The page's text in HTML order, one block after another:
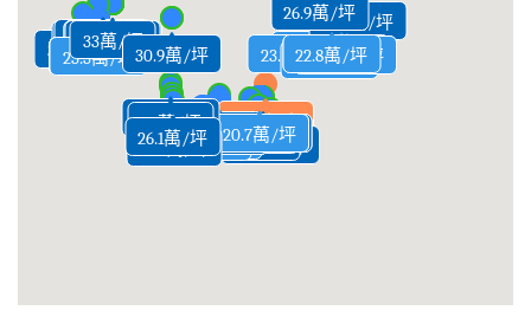
大隱極上
20.5萬/坪
26萬/坪
23.6萬/坪21萬/坪
20.8萬/坪25.2萬/坪
22.9萬/坪
23.8萬/坪
23.6萬/坪23.6萬/坪
23.6萬/坪
21.8萬/坪
27.4萬/坪
23.8萬/坪
23.6萬/坪
21.8萬/坪
21.2萬/坪
22.7萬/坪
22.6萬/坪
21.9萬/坪
22.3萬/坪
21.8萬/坪
20.5萬/坪
20.4萬/坪
21.4萬/坪
20.9萬/坪
21.1萬/坪
21.2萬/坪
21.2萬/坪
20.6萬/坪
21.2萬/坪
21.4萬/坪
20.8萬/坪
28.9萬/坪
21.3萬/坪
20.8萬/坪
21.3萬/坪
21.3萬/坪
21.5萬/坪
20.9萬/坪20.4萬/坪
20.4萬/坪
27.9萬/坪
20.8萬/坪
20.7萬/坪20.7萬/坪
26.1萬/坪
26.1萬/坪
29.2萬/坪 30.9萬/坪
26.4萬/坪
35.1萬/坪
26萬/坪
24.3萬/坪
27.4萬/坪 27.5萬/坪
26萬/坪
26.6萬/坪
27.6萬/坪
23.4萬/坪
28.5萬/坪
23.1萬/坪
26.9萬/坪
31.6萬/坪
33.6萬/坪
25.4萬/坪
25.2萬/坪
26.6萬/坪
27.1萬/坪
26萬/坪
32.5萬/坪
23.7萬/坪
24.4萬/坪
26.9萬/坪
26.2萬/坪
24.6萬/坪
31.6萬/坪
25萬/坪
31.2萬/坪
29.3萬/坪
29.4萬/坪
31.6萬/坪
25.8萬/坪
23.2萬/坪
27.3萬/坪 23.3萬/坪
23.3萬/坪
23.5萬/坪
24萬/坪
23.6萬/坪
24萬/坪
24.4萬/坪
23.3萬/坪
33萬/坪
24.9萬/坪
25.3萬/坪
23.9萬/坪
25萬/坪
26.1萬/坪
30.9萬/坪
25萬/坪
23.3萬/坪
20.5萬/坪
22.8萬/坪
26.1萬/坪